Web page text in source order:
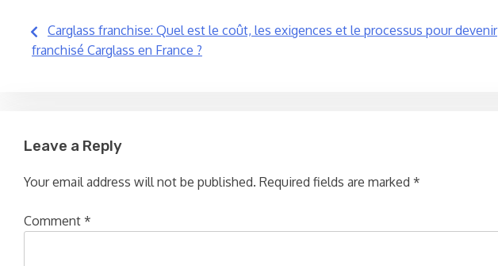
Post
Carglass franchise: Quel est le coût, les exigences et le processus pour devenir
franchisé Carglass en France ?
Leave a Reply
Your email address will not be published. Required fields are marked *
Comment *